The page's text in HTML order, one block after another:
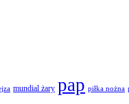
mundial żary pap piłka nożna